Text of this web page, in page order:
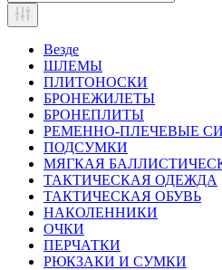
Везде
ШЛЕМЫ
ПЛИТОНОСКИ
БРОНЕЖИЛЕТЫ
БРОНЕПЛИТЫ
РЕМЕННО-ПЛЕЧЕВЫЕ
ПОДСУМКИ
МЯГКАЯ
ТАКТИЧЕСКАЯ ОДЕЖДА
ТАКТИЧЕСКАЯ ОБУВЬ
НАКОЛЕННИКИ
ОЧКИ
ПЕРЧАТКИ
РЮКЗАКИ И СУМКИ